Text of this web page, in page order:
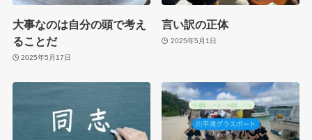
大事なのは自分の頭で考え
ることだ
2025年5月17日
言い訳の正体
2025年5月1日